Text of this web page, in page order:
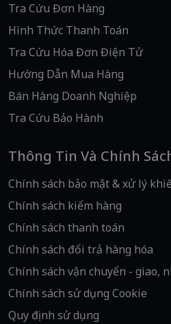
Tra Cứu Đơn Hàng
Hình Thức Thanh Toán
Tra Cứu Hóa Đơn Điện Tử
Hướng Dẫn Mua Hàng
Bán Hàng Doanh Nghiệp
Tra Cứu Bảo Hành
Thông Tin Và Chính
Chính sách bảo mật & xử lý
Chính sách kiểm hàng
Chính sách thanh toán
Chính sách đổi trả hàng hóa
Chính sách vận chuyển - giao,
Chính sách sử dụng Cookie
Quy định sử dụng